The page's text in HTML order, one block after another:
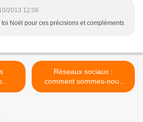
2013 12:06
toi Noël pour ces précisions et compléments
Réseaux sociaux :
comment sommes-nous
influencés par les systèmes